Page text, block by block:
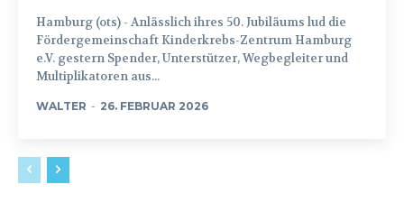
Hamburg (ots) - Anlässlich ihres 50. Jubiläums lud die
Fördergemeinschaft Kinderkrebs-Zentrum Hamburg
e.V. gestern Spender, Unterstützer, Wegbegleiter und
Multiplikatoren aus...
WALTER - 26. FEBRUAR 2026